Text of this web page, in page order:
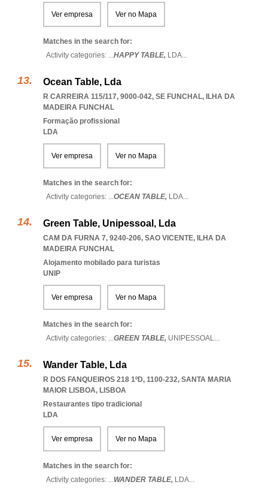
Ver empresa Ver no Mapa
Matches in the search for:
Activity categories: ...HAPPY TABLE, LDA...
Ocean Table, Lda
R CARREIRA 115/117, 9000-042, SE FUNCHAL, ILHA DA
MADEIRA FUNCHAL
Formação profissional
LDA
Ver empresa Ver no Mapa
Matches in the search for:
Activity categories: ...OCEAN TABLE, LDA...
Green Table, Unipessoal, Lda
CAM DA FURNA 7, 9240-206, SAO VICENTE, ILHA DA
MADEIRA FUNCHAL
Alojamento mobilado para turistas
UNIP
Ver empresa Ver no Mapa
Matches in the search for:
Activity categories: ...GREEN TABLE, UNIPESSOAL...
Wander Table, Lda
R DOS FANQUEIROS 218 1ºD, 1100-232, SANTA MARIA
MAIOR LISBOA, LISBOA
Restaurantes tipo tradicional
LDA
Ver empresa Ver no Mapa
Matches in the search for:
Activity categories: ...WANDER TABLE, LDA...